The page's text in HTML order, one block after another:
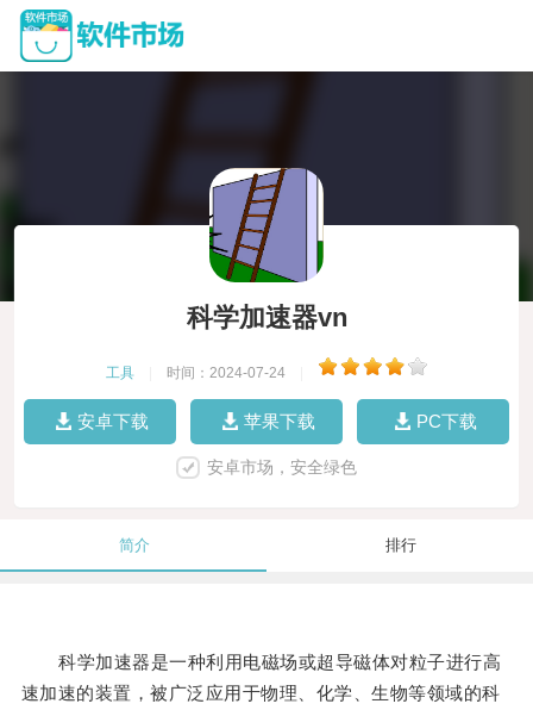
科学加速器vn
工具 时间：2024-07-24
安卓下载 苹果下载 PC下载
安卓市场，安全绿色
简介 排行
科学加速器是一种利用电磁场或超导磁体对粒子进行高
速加速的装置，被广泛应用于物理、化学、生物等领域的科